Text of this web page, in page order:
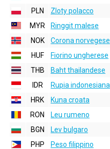
PLN
Zloty polacco
MYR
Ringgit malese
NOK
Corona norvegese
HUF
Fiorino ungherese
THB
Baht thailandese
IDR
Rupia indonesiana
HRK
Kuna croata
RON
Leu rumeno
BGN
Lev bulgaro
PHP
Peso filippino